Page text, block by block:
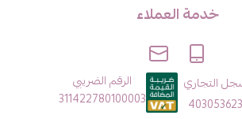
خدمة العملاء
التجاري
الرقم الضريبي
311422780100003